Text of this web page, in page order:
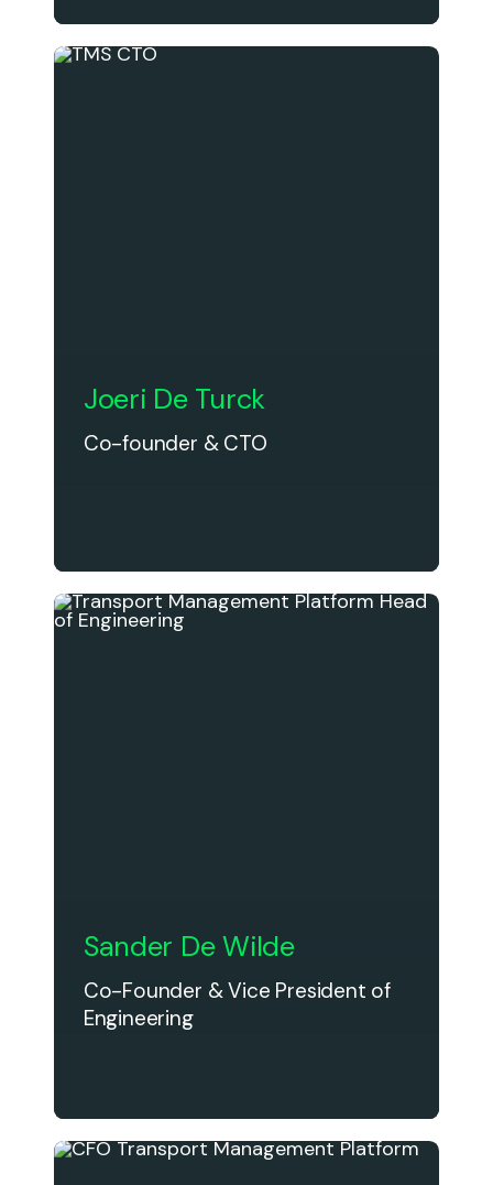
Joeri De Turck
Co-founder & CTO
Sander De Wilde
Co-Founder & Vice President of
Engineering